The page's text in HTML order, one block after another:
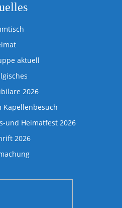
aktuell
2026
Kapellenbesuch
und Heimatfest 2026
2026